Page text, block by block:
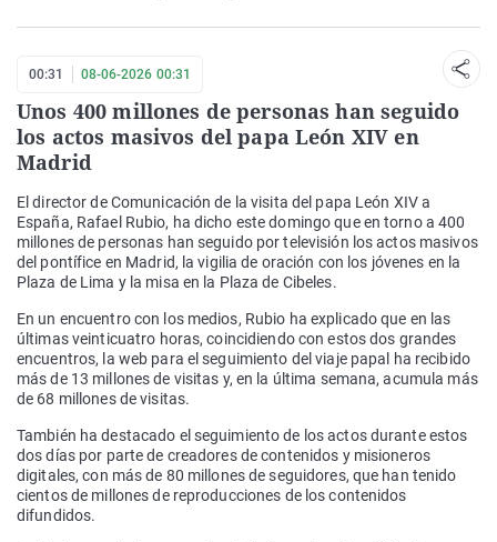
00:31 08-06-2026 00:31
Unos 400 millones de personas han seguido
los actos masivos del papa León XIV en
Madrid
El director de Comunicación de la visita del papa León XIV a
España, Rafael Rubio, ha dicho este domingo que en torno a 400
millones de personas han seguido por televisión los actos masivos
del pontífice en Madrid, la vigilia de oración con los jóvenes en la
Plaza de Lima y la misa en la Plaza de Cibeles.
En un encuentro con los medios, Rubio ha explicado que en las
últimas veinticuatro horas, coincidiendo con estos dos grandes
encuentros, la web para el seguimiento del viaje papal ha recibido
más de 13 millones de visitas y, en la última semana, acumula más
de 68 millones de visitas.
También ha destacado el seguimiento de los actos durante estos
dos días por parte de creadores de contenidos y misioneros
digitales, con más de 80 millones de seguidores, que han tenido
cientos de millones de reproducciones de los contenidos
difundidos.